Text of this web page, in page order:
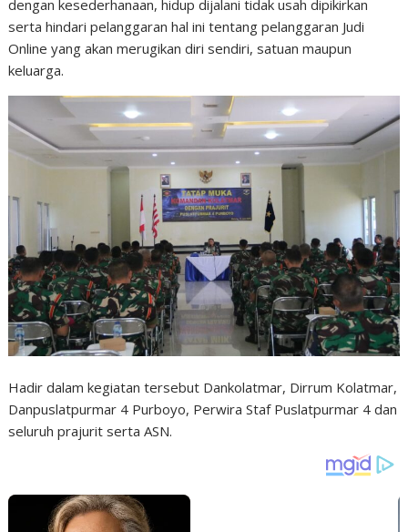
dengan kesederhanaan, hidup dijalani tidak usah dipikirkan
serta hindari pelanggaran hal ini tentang pelanggaran Judi
Online yang akan merugikan diri sendiri, satuan maupun
keluarga.
Hadir dalam kegiatan tersebut Dankolatmar, Dirrum Kolatmar,
Danpuslatpurmar 4 Purboyo, Perwira Staf Puslatpurmar 4 dan
seluruh prajurit serta ASN.